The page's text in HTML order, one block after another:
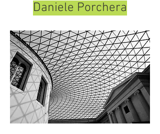
Daniele Porchera